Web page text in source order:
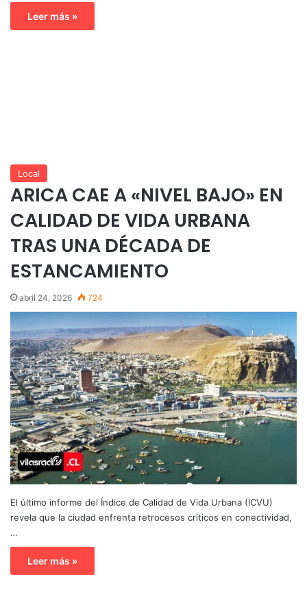
Leer más »
Local
ARICA CAE A «NIVEL BAJO» EN
CALIDAD DE VIDA URBANA
TRAS UNA DÉCADA DE
ESTANCAMIENTO
abril 24, 2026 724
El último informe del Índice de Calidad de Vida Urbana (ICVU)
revela que la ciudad enfrenta retrocesos críticos en conectividad,
…
Leer más »